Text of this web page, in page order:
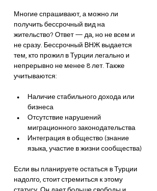
Многие спрашивают, а можно ли
получить бессрочный вид на
жительство? Ответ — да, но не всем и
не сразу. Бессрочный ВНЖ выдается
тем, кто прожил в Турции легально и
непрерывно не менее 8 лет. Также
учитываются:
Наличие стабильного дохода или
бизнеса
Отсутствие нарушений
миграционного законодательства
Интеграция в общество (знание
языка, участие в жизни сообщества)
Если вы планируете остаться в Турции
надолго, стоит стремиться к этому